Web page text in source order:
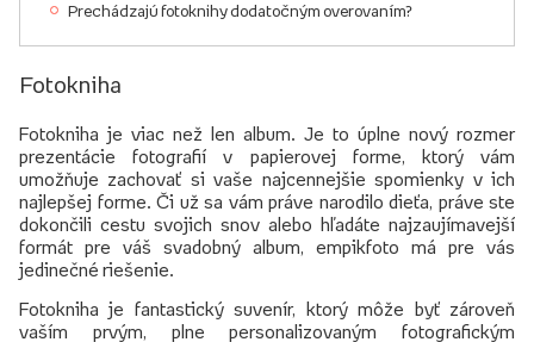
Prechádzajú fotoknihy dodatočným overovaním?
Fotokniha
Fotokniha je viac než len album. Je to úplne nový rozmer
prezentácie fotografií v papierovej forme, ktorý vám
umožňuje zachovať si vaše najcennejšie spomienky v ich
najlepšej forme. Či už sa vám práve narodilo dieťa, práve ste
dokončili cestu svojich snov alebo hľadáte najzaujímavejší
formát pre váš svadobný album, empikfoto má pre vás
jedinečné riešenie.
Fotokniha je fantastický suvenír, ktorý môže byť zároveň
vaším prvým, plne personalizovaným fotografickým